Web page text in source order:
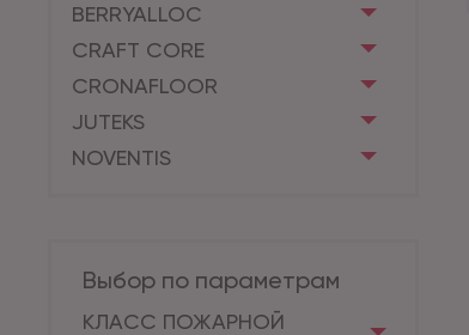
BERRYALLOC
CRAFT CORE
CRONAFLOOR
JUTEKS
NOVENTIS
Выбор по параметрам
КЛАСС ПОЖАРНОЙ